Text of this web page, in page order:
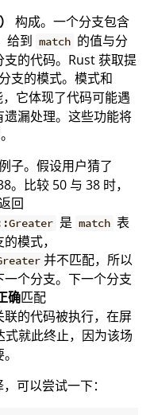
构成。一个分支包含
给到 match 的值与分
的代码。Rust 获取提
支的模式。模式和
它体现了代码可能遇
漏处理。这些功能将
子。假设用户猜了
。比较 50 与 38 时，
回
是 match 表
模式，
并不匹配，所以
个分支。下一个分支
确匹配
联的代码被执行，在屏
式就此终止，因为该场
可以尝试一下：